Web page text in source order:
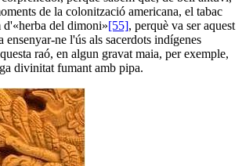
de la colonització americana, el tabac
d'«herba del dimoni»[55], perquè va ser aquest
ne l'ús als sacerdots indígenes
raó, en algun gravat maia, per exemple,
divinitat fumant amb pipa.